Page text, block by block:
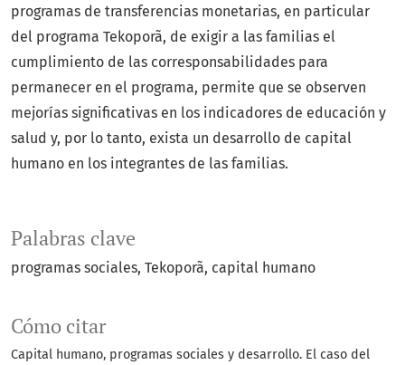
Palabras clave
programas sociales Tekoporã capital humano
Cómo citar
Capital humano, programas sociales y desarrollo. El caso del
programas de transferencias monetarias, en particular
del programa Tekoporã, de exigir a las familias el
cumplimiento de las corresponsabilidades para
permanecer en el programa, permite que se observen
mejorías significativas en los indicadores de educación y
salud y, por lo tanto, exista un desarrollo de capital
humano en los integrantes de las familias.